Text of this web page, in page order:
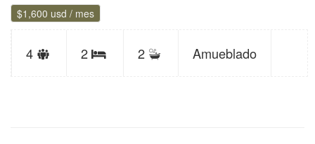
$1,600 usd / mes
4
Límite2 Recámaras
2 BañosAmueblado